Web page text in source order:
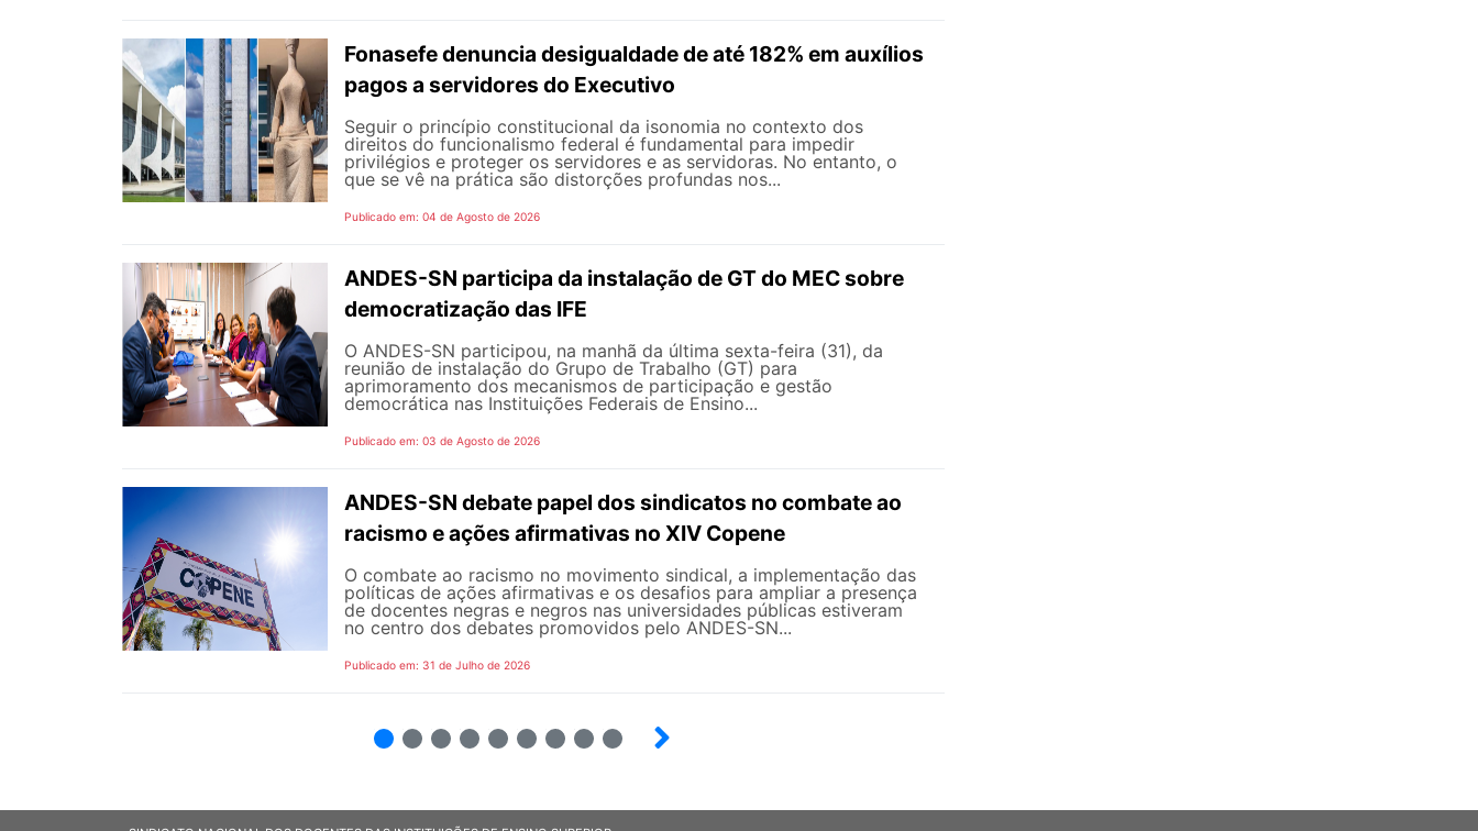
Fonasefe denuncia desigualdade de até 182% em auxílios
pagos a servidores do Executivo
Seguir o princípio constitucional da isonomia no contexto dos
direitos do funcionalismo federal é fundamental para impedir
privilégios e proteger os servidores e as servidoras. No entanto, o
que se vê na prática são distorções profundas nos...
Publicado em: 04 de Agosto de 2026
ANDES-SN participa da instalação de GT do MEC sobre
democratização das IFE
O ANDES-SN participou, na manhã da última sexta-feira (31), da
reunião de instalação do Grupo de Trabalho (GT) para
aprimoramento dos mecanismos de participação e gestão
democrática nas Instituições Federais de Ensino...
Publicado em: 03 de Agosto de 2026
ANDES-SN debate papel dos sindicatos no combate ao
racismo e ações afirmativas no XIV Copene
O combate ao racismo no movimento sindical, a implementação das
políticas de ações afirmativas e os desafios para ampliar a presença
de docentes negras e negros nas universidades públicas estiveram
no centro dos debates promovidos pelo ANDES-SN...
Publicado em: 31 de Julho de 2026